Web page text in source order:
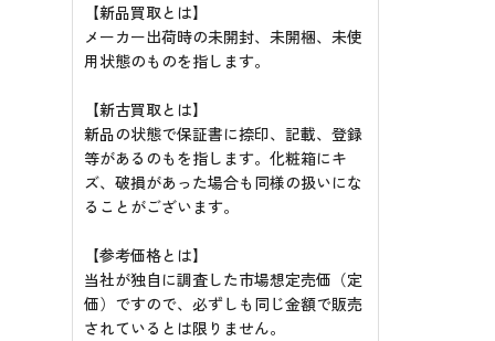
【新品買取とは】
メーカー出荷時の未開封、未開梱、未使
用状態のものを指します。
【新古買取とは】
新品の状態で保証書に捺印、記載、登録
等があるのもを指します。化粧箱にキ
ズ、破損があった場合も同様の扱いにな
ることがございます。
【参考価格とは】
当社が独自に調査した市場想定売価（定
価）ですので、必ずしも同じ金額で販売
されているとは限りません。